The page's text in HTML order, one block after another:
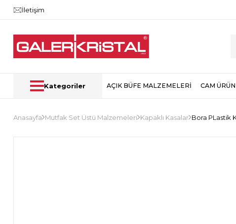
İletişim
Kategoriler AÇIK BÜFE MALZEMELERİ CAM
Anasayfa Mutfak Set Üstü Malzemeleri Kapaklı Kasalar Bora PLastik